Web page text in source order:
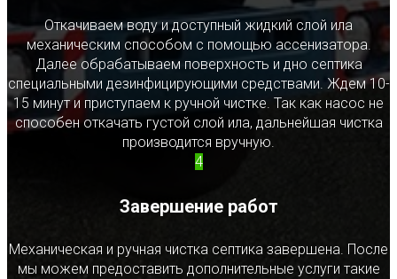
Откачиваем воду и доступный жидкий слой ила
механическим способом с помощью ассенизатора.
Далее обрабатываем поверхность и дно септика
специальными дезинфицирующими средствами. Ждем 10-
15 минут и приступаем к ручной чистке. Так как насос не
способен откачать густой слой ила, дальнейшая чистка
производится вручную.
4
Завершение работ
Механическая и ручная чистка септика завершена. После
мы можем предоставить дополнительные услуги такие